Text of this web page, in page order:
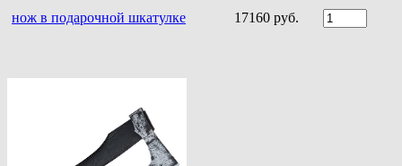
нож в подарочной шкатулке
17160 руб.